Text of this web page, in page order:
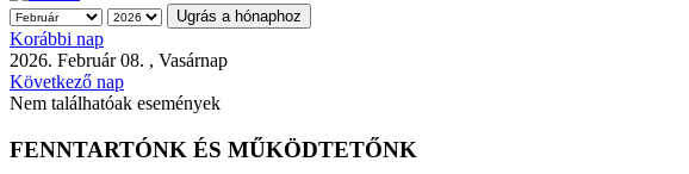
Ugrás a hónaphoz
Korábbi nap
2026. Február 08. , Vasárnap
Következő nap
Nem találhatóak események
FENNTARTÓNK ÉS MŰKÖDTETŐNK